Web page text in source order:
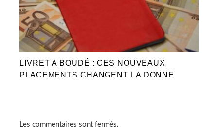
LIVRET A BOUDÉ : CES NOUVEAUX
PLACEMENTS CHANGENT LA DONNE
Les commentaires sont fermés.